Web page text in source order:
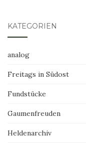
KATEGORIEN
analog
Freitags in Südost
Fundstücke
Gaumenfreuden
Heldenarchiv